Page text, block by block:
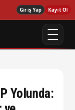
Giriş Yap Kayıt Ol
Yolunda: